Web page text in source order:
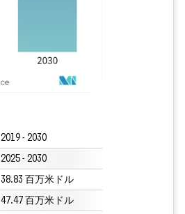
2019 - 2030
2025 - 2030
38.83 百万米ドル
47.47 百万米ドル